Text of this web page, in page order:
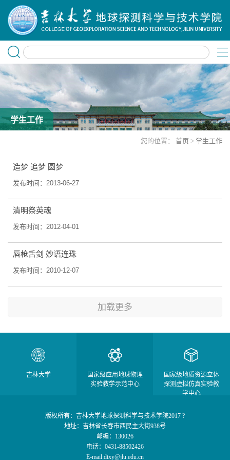
学生工作
您的位置： 首页 > 学生工作
造梦 追梦 圆梦
发布时间：2013-06-27
清明祭英魂
发布时间：2012-04-01
唇枪舌剑 妙语连珠
发布时间：2010-12-07
加载更多
吉林大学
国家级应用地球物理
实验教学示范中心
国家级地质资源立体
探测虚拟仿真实验教
学中心
版权所有：吉林大学地球探测科学与技术学院2017 ?
地址：吉林省长春市西民主大街938号
邮编：130026
电话：0431-88502426
E-mail:dtxy@jlu.edu.cn